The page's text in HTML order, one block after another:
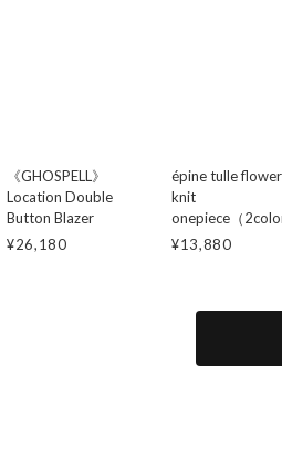
《GHOSPELL》
Location Double
Button Blazer
¥26,180
épine tulle
knit
onepiece（
¥13,880